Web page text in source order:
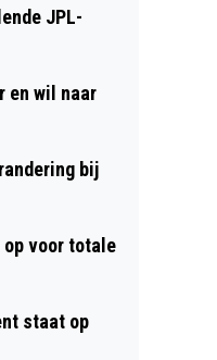
JPL-
en wil naar
bij
op voor totale
staat op